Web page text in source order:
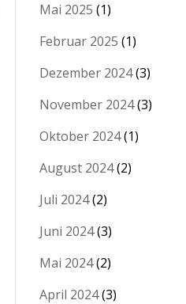
Mai 2025 (1)
Februar 2025 (1)
Dezember 2024(3)
November 2024(3)
Oktober 2024(1)
August 2024(2)
Juli 2024(2)
Juni 2024(3)
Mai 2024(2)
April 2024(3)